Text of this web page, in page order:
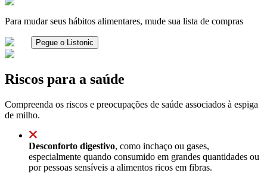
Para mudar seus hábitos alimentares, mude sua lista de compras
Pegue o Listonic
Riscos para a saúde
Compreenda os riscos e preocupações de saúde associados à espiga
de milho.
Desconforto digestivo, como inchaço ou gases,
especialmente quando consumido em grandes quantidades ou
por pessoas sensíveis a alimentos ricos em fibras.